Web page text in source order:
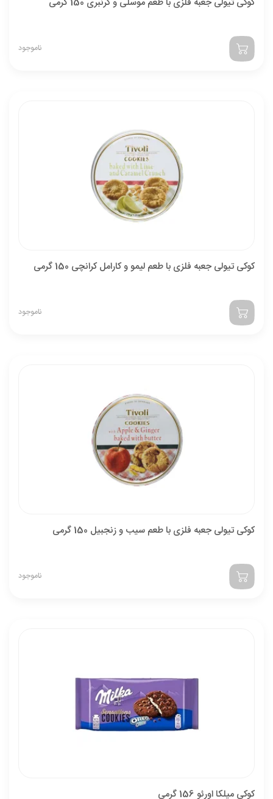
ناموجود
کوکی تیولی جعبه فلزی با طعم لیمو و کارامل کرانچی 150 گرمی
ناموجود
کوکی تیولی جعبه فلزی با طعم سیب و زنجبیل 150 گرمی
ناموجود
کوکی میلکا اورئو 156 گرمی